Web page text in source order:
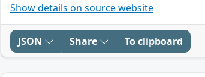
Show details on source website
JSON Share To clipboard